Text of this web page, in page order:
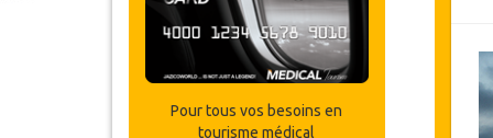
Pour tous vos besoins en
tourisme médical